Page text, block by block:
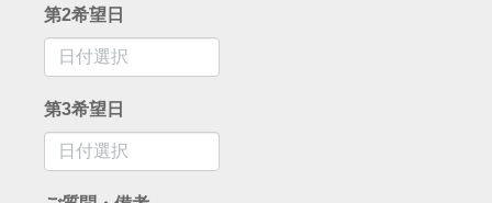
第2希望日
第3希望日